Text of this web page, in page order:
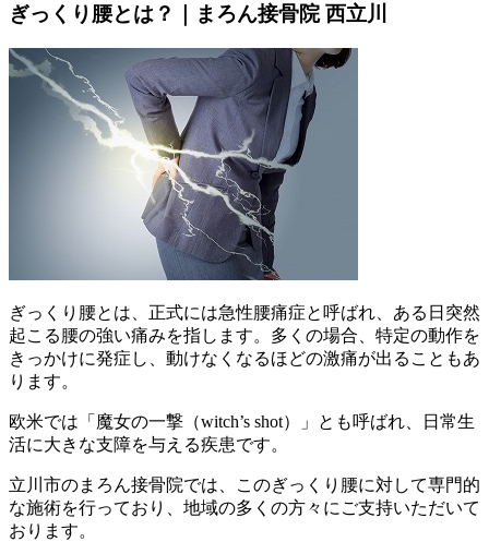
ぎっくり腰とは？｜まろん接骨院 西立川
ぎっくり腰とは、正式には急性腰痛症と呼ばれ、ある日突然
起こる腰の強い痛みを指します。多くの場合、特定の動作を
きっかけに発症し、 動けなくなるほどの激痛が出ることもあ
ります。
欧米では「魔女の一撃（witch’s shot）」とも呼ばれ、日常生
活に大きな支障を与える疾患です。
立川市のまろん接骨院では、このぎっくり腰に対して専門的
な施術を行っており、地域の多くの方々にご支持いただいて
おります。